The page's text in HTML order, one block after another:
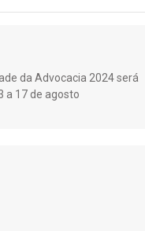
da Advocacia 2024 será
a 17 de agosto